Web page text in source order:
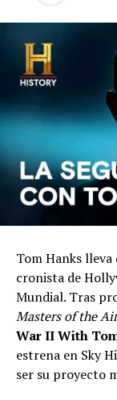
Tom Hanks
cronista de
Mundial. Tras
Masters of the Air
War II With
estrena en Sky
ser su proyecto